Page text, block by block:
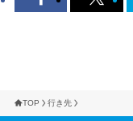
TOP 行き先